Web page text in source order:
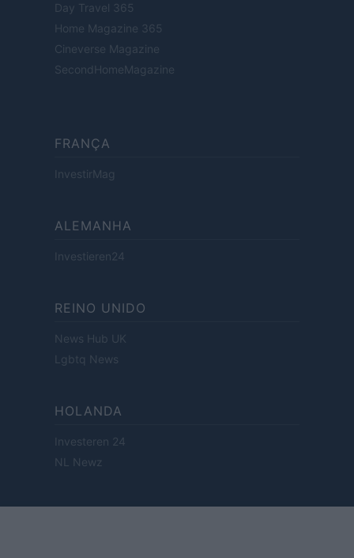
Day Travel 365
Home Magazine 365
Cineverse Magazine
SecondHomeMagazine
FRANÇA
InvestirMag
ALEMANHA
Investieren24
REINO UNIDO
News Hub UK
Lgbtq News
HOLANDA
Investeren 24
NL Newz